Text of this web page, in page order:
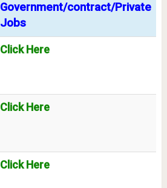
Government/contract/Private
Jobs
Click Here
Click Here
Click Here